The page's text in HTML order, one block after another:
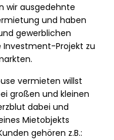
wir ausgedehnte
und haben
gewerblichen
Investment-Projekt zu
vermieten willst
großen und kleinen
dabei und
Mietobjekts
gehören z.B.: